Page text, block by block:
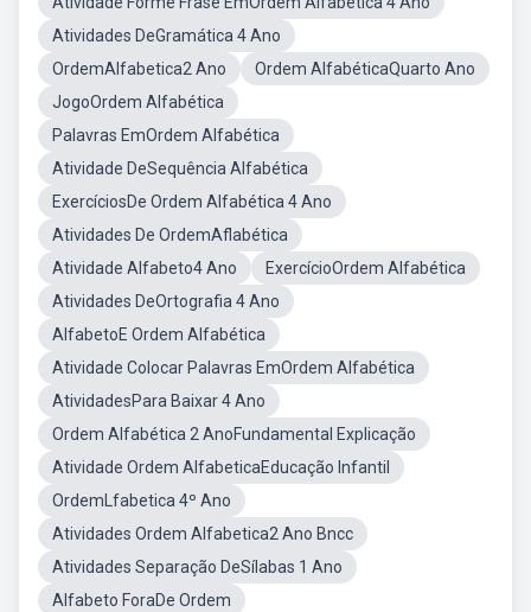
Atividades DeGramática 4 Ano
OrdemAlfabetica2 Ano
Ordem AlfabéticaQuarto Ano
JogoOrdem Alfabética
Palavras EmOrdem Alfabética
Atividade DeSequência Alfabética
ExercíciosDe Ordem Alfabética 4 Ano
Atividades De OrdemAflabética
Atividade Alfabeto4 Ano
ExercícioOrdem Alfabética
Atividades DeOrtografia 4 Ano
AlfabetoE Ordem Alfabética
Atividade Colocar Palavras EmOrdem Alfabética
AtividadesPara Baixar 4 Ano
Ordem Alfabética 2 AnoFundamental Explicação
Atividade Ordem AlfabeticaEducação Infantil
OrdemLfabetica 4º Ano
Atividades Ordem Alfabetica2 Ano Bncc
Atividades Separação DeSílabas 1 Ano
Alfabeto ForaDe Ordem